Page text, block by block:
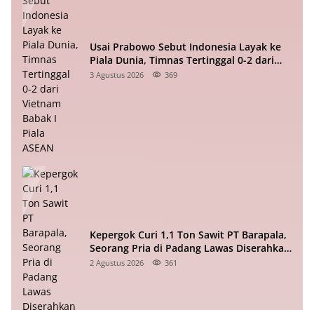
Usai Prabowo Sebut Indonesia Layak ke
Piala Dunia, Timnas Tertinggal 0-2 dari
Vietnam Babak I Piala ASEAN
3 Agustus 2026 369
Kepergok Curi 1,1 Ton Sawit PT Barapala,
Seorang Pria di Padang Lawas Diserahkan
ke Polisi
2 Agustus 2026 361